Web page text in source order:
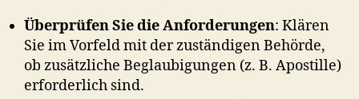
Überprüfen Sie die Anforderungen: Klären
Sie im Vorfeld mit der zuständigen Behörde,
ob zusätzliche Beglaubigungen (z. B. Apostille)
erforderlich sind.